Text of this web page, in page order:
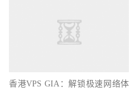
香港VPS GIA：解锁极速网络体